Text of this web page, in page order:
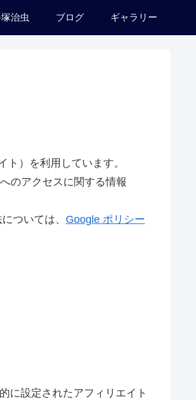
治虫 ブログ ギャラリー
）を利用しています。
のアクセスに関する情報
ついては、 Google ポリシー
に設定されたアフィリエイト